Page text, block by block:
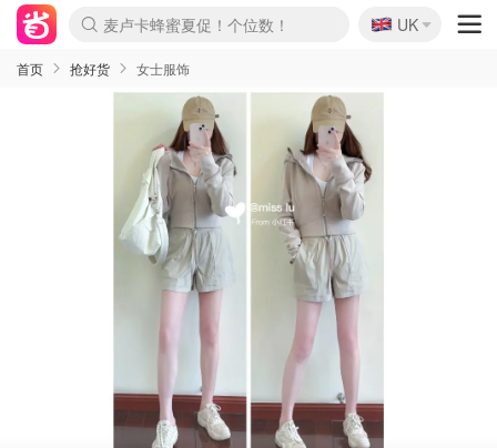
麦卢卡蜂蜜夏促！个位数！
Prada/Miu 4.8折！
啥？必胜客披萨5折！
🇬🇧
UK
首页 抢好货 女士服饰